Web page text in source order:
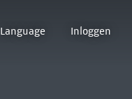
Language Inloggen